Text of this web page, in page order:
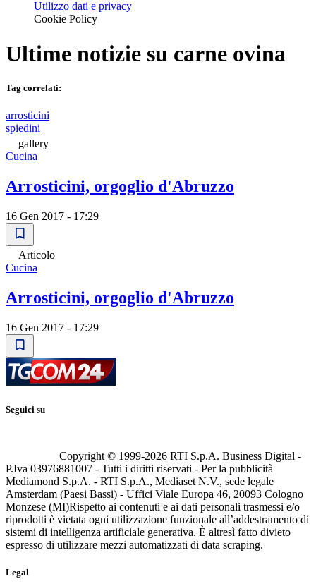
Utilizzo dati e privacy
Cookie Policy
Ultime notizie su carne ovina
Tag correlati:
arrosticini
spiedini
gallery
Cucina
Arrosticini, orgoglio d'Abruzzo
16 Gen 2017 - 17:29
Articolo
Cucina
Arrosticini, orgoglio d'Abruzzo
16 Gen 2017 - 17:29
Seguici su
Copyright © 1999-2026 RTI S.p.A. Business Digital -
P.Iva 03976881007 - Tutti i diritti riservati - Per la pubblicità
Mediamond S.p.A. - RTI S.p.A., Mediaset N.V., sede legale
Amsterdam (Paesi Bassi) - Uffici Viale Europa 46, 20093 Cologno
Monzese (MI)Rispetto ai contenuti e ai dati personali trasmessi e/o
riprodotti è vietata ogni utilizzazione funzionale all’addestramento di
sistemi di intelligenza artificiale generativa. È altresì fatto divieto
espresso di utilizzare mezzi automatizzati di data scraping.
Legal